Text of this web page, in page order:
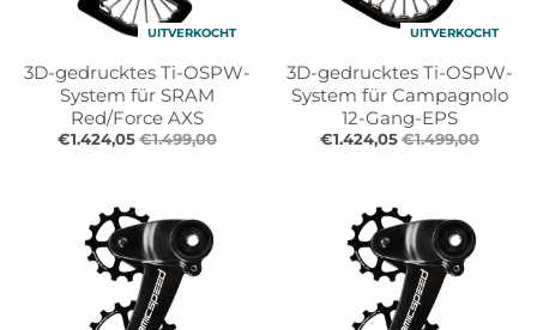
UITVERKOCHT
3D-gedrucktes Ti-OSPW-
System für SRAM
Red/Force AXS
€1.424,05€1.499,00
UITVERKOCHT
3D-gedrucktes Ti-OSPW-
System für Campagnolo
12-Gang-EPS
€1.424,05€1.499,00